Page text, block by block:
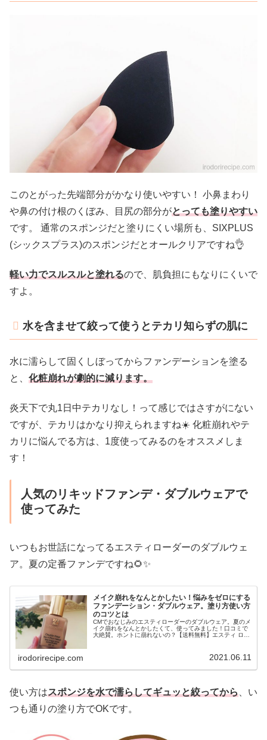
このとがった先端部分がかなり使いやすい！ 小鼻まわり
や鼻の付け根のくぼみ、目尻の部分がとっても塗りやすい
です。 通常のスポンジだと塗りにくい場所も、SIXPLUS
(シックスプラス)のスポンジだとオールクリアですね👌
軽い力でスルスルと塗れるので、肌負担にもなりにくいで
すよ。
水を含ませて絞って使うとテカリ知らずの肌に
水に濡らして固くしぼってからファンデーションを塗る
と、 化粧崩れが劇的に減ります。
炎天下で丸1日中テカリなし！って感じではさすがにない
ですが、テカリはかなり抑えられますね☀️ 化粧崩れやテ
カリに悩んでる方は、1度使ってみるのをオススメしま
す！
人気のリキッドファンデ・ダブルウェアで
使ってみた
いつもお世話になってるエスティローダーのダブルウェ
ア。夏の定番ファンデですね🌻✨
メイク崩れをなんとかしたい！悩みをゼロにする
ファンデーション・ダブルウェア。塗り方使い方
のコツとは
CMでおなじみのエスティローダーのダブルウェア。夏のメ
イク崩れをなんとかしたくて、使ってみました！口コミで
大絶賛。ホントに崩れないの？【送料無料】エスティ ロー
irodorirecipe.com 2021.06.11
使い方はスポンジを水で濡らしてギュッと絞ってから 、い
つも通りの塗り方でOKです。